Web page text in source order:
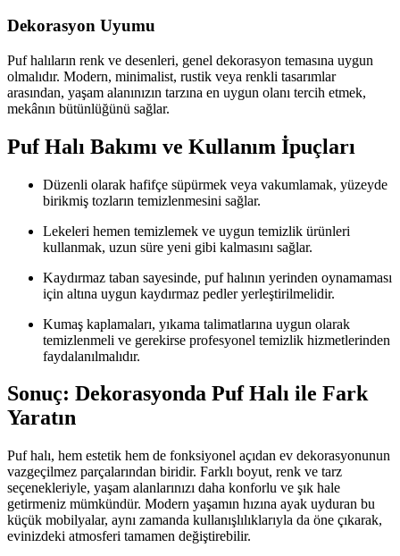
Dekorasyon Uyumu
Puf halıların renk ve desenleri, genel dekorasyon temasına uygun
olmalıdır. Modern, minimalist, rustik veya renkli tasarımlar
arasından, yaşam alanınızın tarzına en uygun olanı tercih etmek,
mekânın bütünlüğünü sağlar.
Puf Halı Bakımı ve Kullanım İpuçları
Düzenli olarak hafifçe süpürmek veya vakumlamak, yüzeyde
birikmiş tozların temizlenmesini sağlar.
Lekeleri hemen temizlemek ve uygun temizlik ürünleri
kullanmak, uzun süre yeni gibi kalmasını sağlar.
Kaydırmaz taban sayesinde, puf halının yerinden oynamaması
için altına uygun kaydırmaz pedler yerleştirilmelidir.
Kumaş kaplamaları, yıkama talimatlarına uygun olarak
temizlenmeli ve gerekirse profesyonel temizlik hizmetlerinden
faydalanılmalıdır.
Sonuç: Dekorasyonda Puf Halı ile Fark
Yaratın
Puf halı, hem estetik hem de fonksiyonel açıdan ev dekorasyonunun
vazgeçilmez parçalarından biridir. Farklı boyut, renk ve tarz
seçenekleriyle, yaşam alanlarınızı daha konforlu ve şık hale
getirmeniz mümkündür. Modern yaşamın hızına ayak uyduran bu
küçük mobilyalar, aynı zamanda kullanışlılıklarıyla da öne çıkarak,
evinizdeki atmosferi tamamen değiştirebilir.